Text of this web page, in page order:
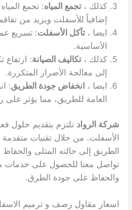
كذلك ،تجمع المياه: تجمع
إضافياً للأسفلت ويزيد من
ايضا ،تآكل الأسفلت: تسريع
الأساسية.
كذلك ،تكاليف الصيانة: ارتفاع
إلى معالجة الأضرار المتكررة.
ايضا ، انخفاض جودة الطريق:
العامة للطريق، مما يؤثر
شركة الرواد تلتزم بتقديم حلول
الأسفلت. من خلال تقنيات
الطريق إلى حالته المثلى
تواصل معنا للحصول على خدمات
والحفاظ على جودة الطرق.
اسعار مقاول رصف و ترميم